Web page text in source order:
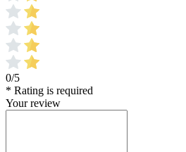
0/5
* Rating is required
Your review